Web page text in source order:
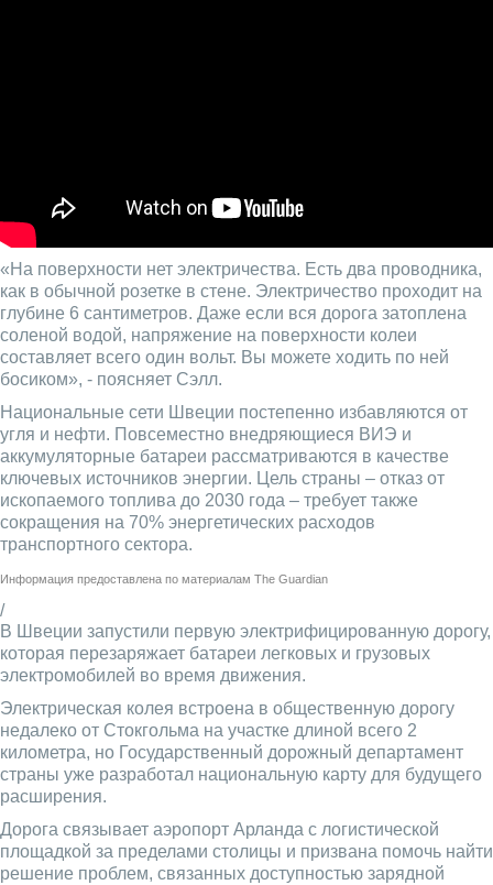
«На поверхности нет электричества. Есть два проводника,
как в обычной розетке в стене. Электричество проходит на
глубине 6 сантиметров. Даже если вся дорога затоплена
соленой водой, напряжение на поверхности колеи
составляет всего один вольт. Вы можете ходить по ней
босиком», - поясняет Сэлл.
Национальные сети Швеции постепенно избавляются от
угля и нефти. Повсеместно внедряющиеся ВИЭ и
аккумуляторные батареи рассматриваются в качестве
ключевых источников энергии. Цель страны – отказ от
ископаемого топлива до 2030 года – требует также
сокращения на 70% энергетических расходов
транспортного сектора.
Информация предоставлена по материалам The Guardian
/
В Швеции запустили первую электрифицированную дорогу,
которая перезаряжает батареи легковых и грузовых
электромобилей во время движения.
Электрическая колея встроена в общественную дорогу
недалеко от Стокгольма на участке длиной всего 2
километра, но Государственный дорожный департамент
страны уже разработал национальную карту для будущего
расширения.
Дорога связывает аэропорт Арланда с логистической
площадкой за пределами столицы и призвана помочь найти
решение проблем, связанных доступностью зарядной